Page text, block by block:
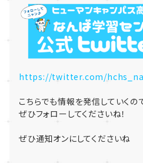
https://twitter.com/
こちらでも情報を発信していくの
ぜひフォローしてくださいね！
ぜひ通知オンにしてくださいね